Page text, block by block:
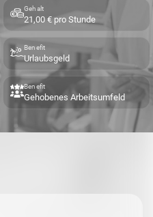
Gehalt
21,00 € pro Stunde
Benefit
Urlaubsgeld
Benefit
Gehobenes Arbeitsumfeld